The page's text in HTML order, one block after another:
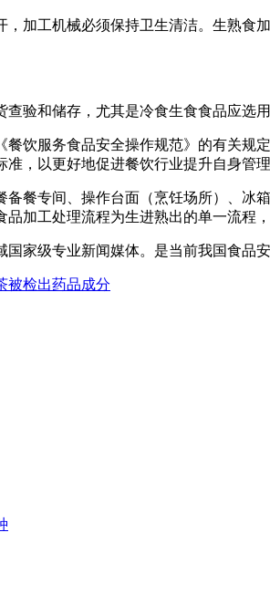
工机械必须保持卫生清洁。生熟食
和储存，尤其是冷食生食食品应选
服务食品安全操作规范》的有关规
，以更好地促进餐饮行业提升自身管理
专间、操作台面（烹饪场所）、冰
加工处理流程为生进熟出的单一流程
级专业新闻媒体。是当前我国食品安
被检出药品成分